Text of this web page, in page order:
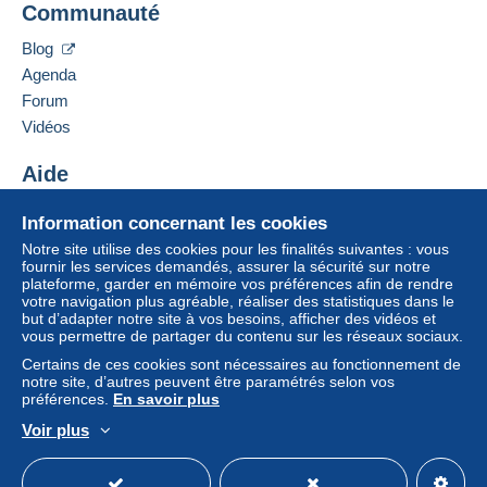
achats : A payer
Un paiement ne passant pas par
paiement integré au site
vendeur à l’acheteur. Un achat non payé peut
entraîner des conséquences au niveau du compte
Si les conditions de vente du vendeur comportent
considérer comme nulles et non avenues. Les
conditions de paiement du site Delcampe, telles
que définies dans lesconditions d’utilisation , sont
les seules applicables.
Les achats doivent être payés dans les 14 jours
vendeur.
Garantie :
Droit de rétractation
l’acheteur.
Pour connaître les délais de retour et de
11 Rue Condorcet
51100
Ajouter ce vendeur aux favoris
Information concernant les cookies
Notre site utilise des cookies pour les finalités suivantes : vous
fournir les services demandés, assurer la sécurité sur notre
plateforme, garder en mémoire vos préférences afin de rendre
votre navigation plus agréable, réaliser des statistiques dans le
but d’adapter notre site à vos besoins, afficher des vidéos et
vous permettre de partager du contenu sur les réseaux sociaux.
Certains de ces cookies sont nécessaires au fonctionnement de
notre site, d’autres peuvent être paramétrés selon vos
préférences. En savoir plus
Voir plus
Communauté
Blog
Agenda
Forum
Vidéos
Aide
Acheter sur Delcampe
Vendre sur Delcampe
Un site sécurisé